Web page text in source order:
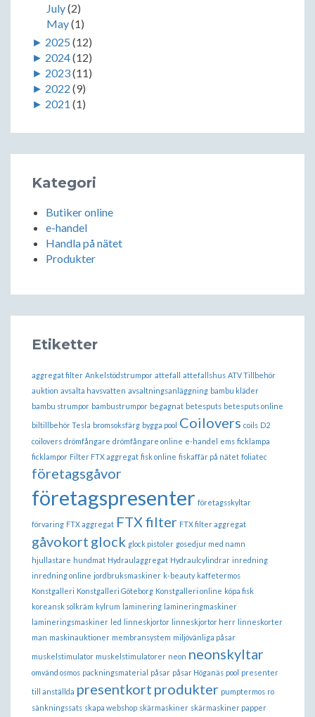
July(2)
May(1)
► 2025 (12)
► 2024(12)
► 2023(11)
► 2022 (9)
► 2021 (1)
Kategori
Butiker online
e-handel
Handla på nätet
Produkter
Etiketter
aggregat filter Ankelstödstrumpor attefall attefallshus ATV Tillbehör
auktion avsalta havsvatten avsaltningsanläggning bambu kläder
bambu strumpor bambustrumpor begagnat betesputs betesputs online
biltillbehör Tesla bromsoksfärg bygga pool Coilovers coils D2
coilovers drömfångare drömfångare online e-handel ems ficklampa
ficklampor Filter FTX aggregat fisk online fiskaffär på nätet foliatec
företagsgåvor
företagspresenter företagsskyltar
förvaring FTX aggregat FTX filter FTX filter aggregat
gåvokort glock glock pistoler gosedjur med namn
hjullastare hundmat Hydraulaggregat Hydraulcylindrar inredning
inredning online jordbruksmaskiner k-beauty kaffetermos
Konstgalleri Konstgalleri Göteborg Konstgalleri online köpa fisk
koreansk solkräm kylrum laminering lamineringmaskiner
lamineringsmaskiner led linneskjortor linneskjortor herr linneskorter
man maskinauktioner membransystem miljövänliga påsar
muskelstimulator muskelstimulatorer neon neonskyltar
omvänd osmos packningsmaterial påsar påsar Höganäs pool presenter
till anställda presentkort produkter pumptermos ro
sänkningssats skapa webshop skärmaskiner skärmaskiner papper